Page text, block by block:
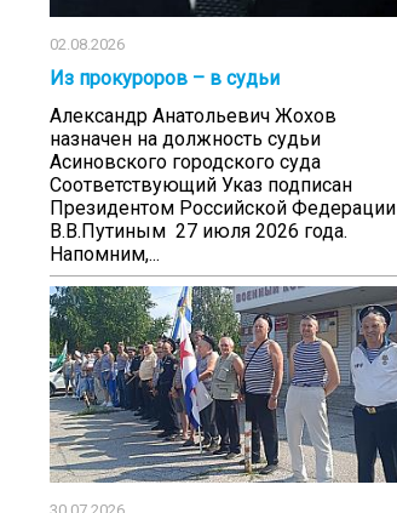
02.08.2026
Из прокуроров – в судьи
Александр Анатольевич Жохов
назначен на должность судьи
Асиновского городского суда
Соответствующий Указ подписан
Президентом Российской Федерации
В.В.Путиным 27 июля 2026 года.
Напомним,...